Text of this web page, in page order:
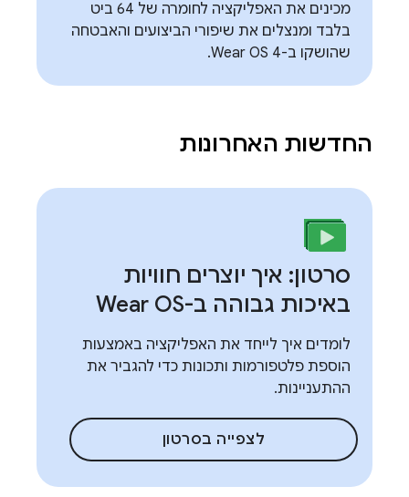
מכינים את האפליקציה לחומרה של 64 ביט
בלבד ומנצלים את שיפורי הביצועים והאבטחה
שהושקו ב-Wear OS 4.
החדשות האחרונות
סרטון: איך יוצרים חוויות
באיכות גבוהה ב-Wear OS
לומדים איך לייחד את האפליקציה באמצעות
הוספת פלטפורמות ותכונות כדי להגביר את
ההתעניינות.
לצפייה בסרטון